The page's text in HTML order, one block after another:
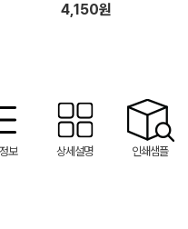
4,150원
보 상세설명 인쇄샘플